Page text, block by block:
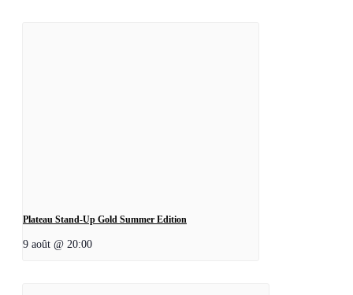
Plateau Stand-Up Gold Summer Edition
9 août @ 20:00